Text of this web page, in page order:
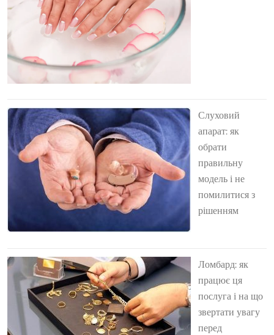
Слуховий
апарат: як
обрати
правильну
модель і не
помилитися з
рішенням
Ломбард: як
працює ця
послуга і на що
звертати увагу
перед